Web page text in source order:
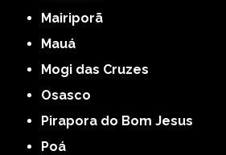
Mairiporã
Mauá
Mogi das Cruzes
Osasco
Pirapora do Bom Jesus
Poá